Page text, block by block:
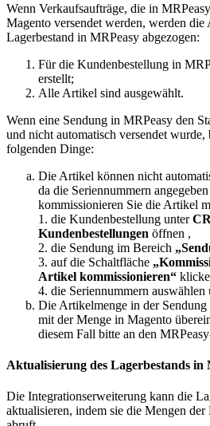
Wenn Verkaufsaufträge, die in
Magento versendet werden, werden
Lagerbestand in MRPeasy abgezogen:
Für die Kundenbestellung in
erstellt;
Alle Artikel sind ausgewählt.
Wenn eine Sendung in MRPeasy den
und nicht automatisch versendet wurde,
folgenden Dinge:
Die Artikel können nicht
da die Seriennummern
kommissionieren Sie die Artikel
1. die Kundenbestellung unter
Kundenbestellungen öffnen ,
2. die Sendung im Bereich
3. auf die Schaltfläche
Artikel kommissionieren“
4. die Seriennummern auswählen
Die Artikelmenge in der
mit der Menge in Magento
diesem Fall bitte an den
Aktualisierung des Lagerbestands in
Die Integrationserweiterung kann die
aktualisieren, indem sie die Mengen